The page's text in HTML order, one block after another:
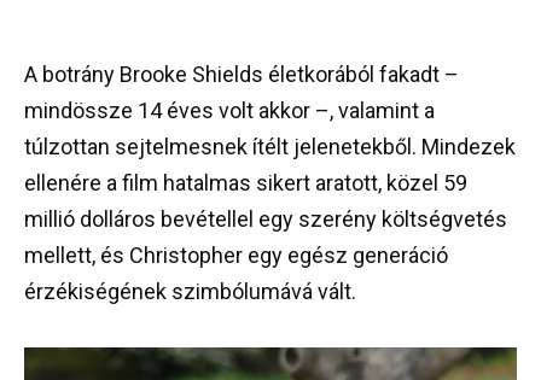
A botrány Brooke Shields életkorából fakadt –
mindössze 14 éves volt akkor –, valamint a
túlzottan sejtelmesnek ítélt jelenetekből. Mindezek
ellenére a film hatalmas sikert aratott, közel 59
millió dolláros bevétellel egy szerény költségvetés
mellett, és Christopher egy egész generáció
érzékiségének szimbólumává vált.